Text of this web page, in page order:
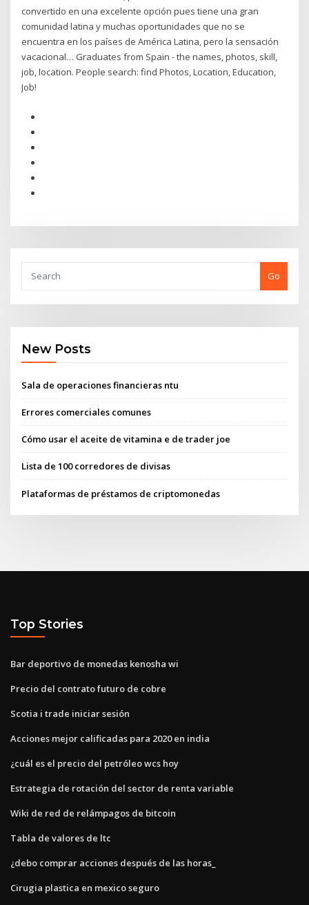
convertido en una excelente opción pues tiene una gran
comunidad latina y muchas oportunidades que no se
encuentra en los países de América Latina, pero la sensación
vacacional… Graduates from Spain - the names, photos, skill,
job, location. People search: find Photos, Location, Education,
Job!
Go
New Posts
Sala de operaciones financieras ntu
Errores comerciales comunes
Cómo usar el aceite de vitamina e de trader joe
Lista de 100 corredores de divisas
Plataformas de préstamos de criptomonedas
Top Stories
Bar deportivo de monedas kenosha wi
Precio del contrato futuro de cobre
Scotia i trade iniciar sesión
Acciones mejor calificadas para 2020 en india
¿cuál es el precio del petróleo wcs hoy
Estrategia de rotación del sector de renta variable
Wiki de red de relámpagos de bitcoin
Tabla de valores de ltc
¿debo comprar acciones después de las horas_
Cirugia plastica en mexico seguro